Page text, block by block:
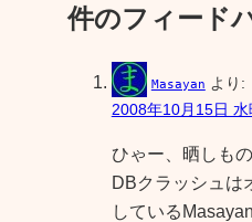
件のフィード
Masayan より:
2008年10月15日
ひゃー、晒しも
DBクラッシュは
している